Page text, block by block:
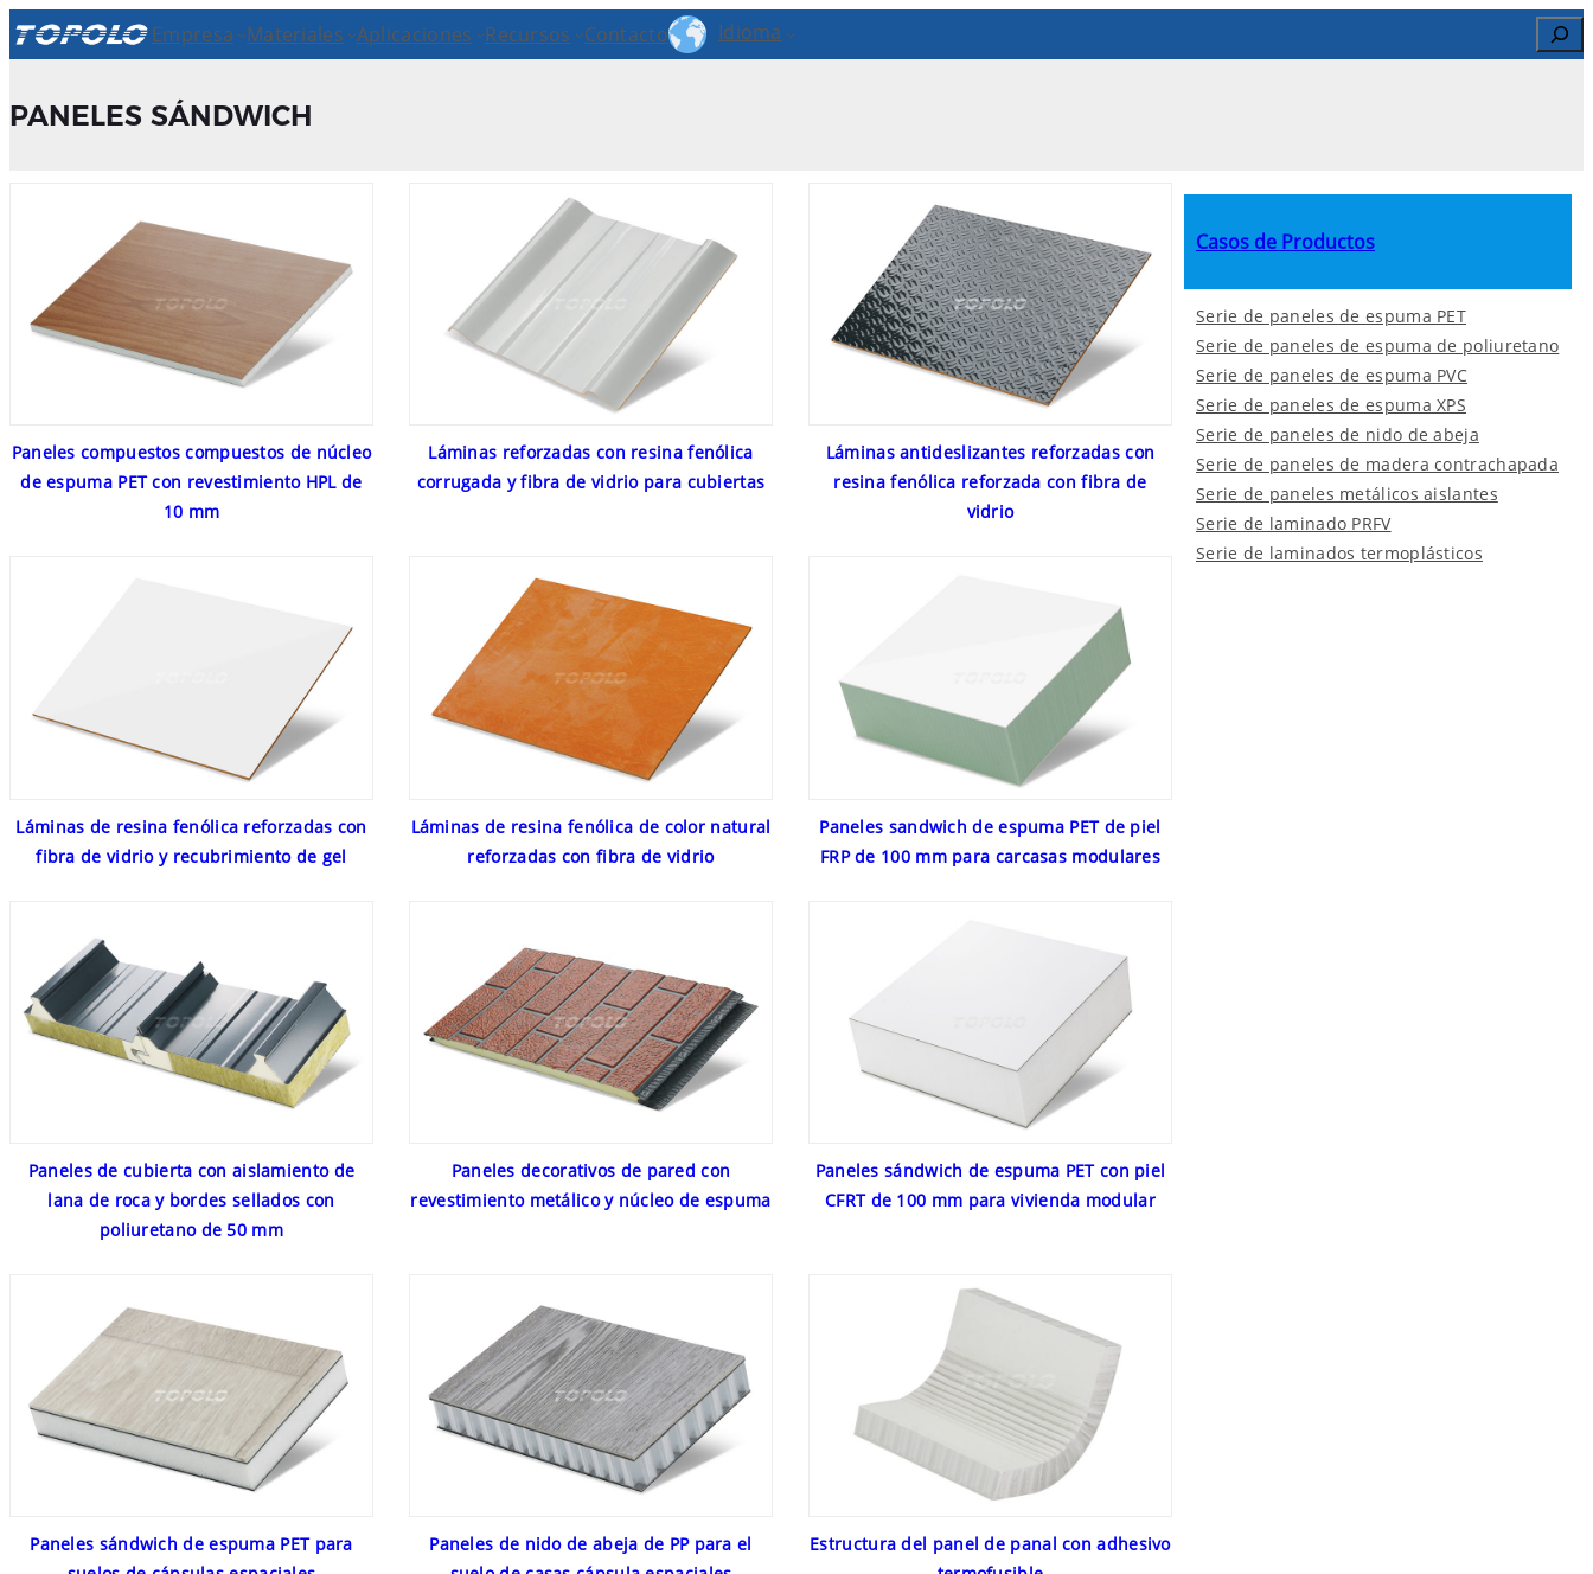
Skip
to
Empresa Materiales Aplicaciones Recursos Contacto Idioma Search
PANELES SÁNDWICH
Paneles compuestos compuestos de núcleo
de espuma PET con revestimiento HPL de
10 mm
Láminas reforzadas con resina fenólica
corrugada y fibra de vidrio para cubiertas
Láminas antideslizantes reforzadas con
resina fenólica reforzada con fibra de
vidrio
Láminas de resina fenólica reforzadas con
fibra de vidrio y recubrimiento de gel
Láminas de resina fenólica de color natural
reforzadas con fibra de vidrio
Paneles sandwich de espuma PET de piel
FRP de 100 mm para carcasas modulares
Paneles de cubierta con aislamiento de
lana de roca y bordes sellados con
poliuretano de 50 mm
Paneles decorativos de pared con
revestimiento metálico y núcleo de espuma
Paneles sándwich de espuma PET con piel
CFRT de 100 mm para vivienda modular
Paneles sándwich de espuma PET para
Paneles de nido de abeja de PP para el
Estructura del panel de panal con adhesivo
Casos de Productos
Serie de paneles de espuma PET
Serie de paneles de espuma de poliuretano
Serie de paneles de espuma PVC
Serie de paneles de espuma XPS
Serie de paneles de nido de abeja
Serie de paneles de madera contrachapada
Serie de paneles metálicos aislantes
Serie de laminado PRFV
Serie de laminados termoplásticos